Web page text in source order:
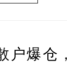
户爆仓